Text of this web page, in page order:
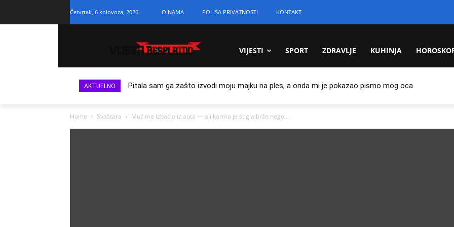
Četvrtak, 6 kolovoza, 2026 O NAMA POLISA PRIVATNOSTI KONTAKT
VIJESTI SPORT ZDRAVLJE KUHINJA
AKTUELNO Pitala sam ga zašto izvodi moju majku na ples, a onda mi je pokazao pismo mog oca
Home Svaštara Muž me izbacio iz auta — ali karma je stigla brže nego...